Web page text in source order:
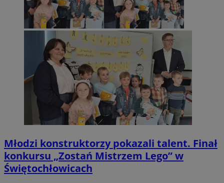
Młodzi konstruktorzy pokazali talent. Finał
konkursu „Zostań Mistrzem Lego” w
Świętochłowicach